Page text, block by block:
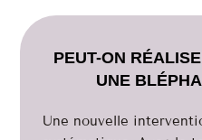
PEUT-ON
UNE
Une nouvelle